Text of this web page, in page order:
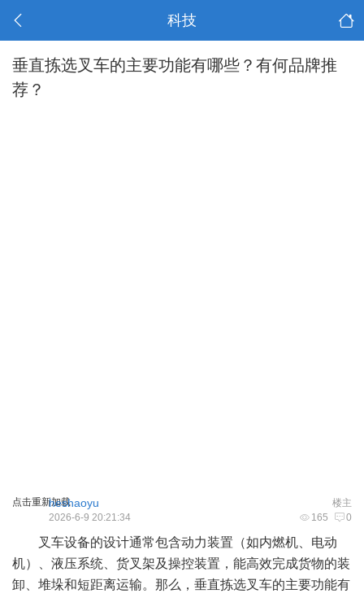
科技
垂直拣选叉车的主要功能有哪些？有何品牌推
荐？
点击重新加载 楼主
heshaoyu
165 0
2026-6-9 20:21:34
叉车设备的设计通常包含动力装置（如内燃机、电动
机）、液压系统、货叉架及操控装置，能高效完成货物的装
卸、堆垛和短距离运输。那么， 垂直拣选叉车的主要功能有